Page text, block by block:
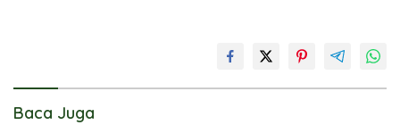
Baca Juga